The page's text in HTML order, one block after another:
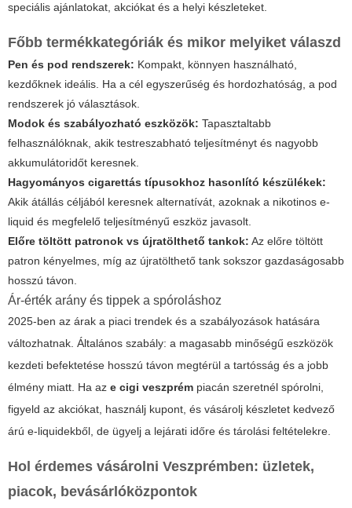
speciális ajánlatokat, akciókat és a helyi készleteket.
Főbb termékkategóriák és mikor melyiket válaszd
Pen és pod rendszerek: Kompakt, könnyen használható,
kezdőknek ideális. Ha a cél egyszerűség és hordozhatóság, a pod
rendszerek jó választások.
Modok és szabályozható eszközök: Tapasztaltabb
felhasználóknak, akik testreszabható teljesítményt és nagyobb
akkumulátoridőt keresnek.
Hagyományos cigarettás típusokhoz hasonlító készülékek:
Akik átállás céljából keresnek alternatívát, azoknak a nikotinos e-
liquid és megfelelő teljesítményű eszköz javasolt.
Előre töltött patronok vs újratölthető tankok: Az előre töltött
patron kényelmes, míg az újratölthető tank sokszor gazdaságosabb
hosszú távon.
Ár-érték arány és tippek a spóroláshoz
2025-ben az árak a piaci trendek és a szabályozások hatására
változhatnak. Általános szabály: a magasabb minőségű eszközök
kezdeti befektetése hosszú távon megtérül a tartósság és a jobb
élmény miatt. Ha az e cigi veszprém piacán szeretnél spórolni,
figyeld az akciókat, használj kupont, és vásárolj készletet kedvező
árú e-liquidekből, de ügyelj a lejárati időre és tárolási feltételekre.
Hol érdemes vásárolni Veszprémben: üzletek,
piacok, bevásárlóközpontok